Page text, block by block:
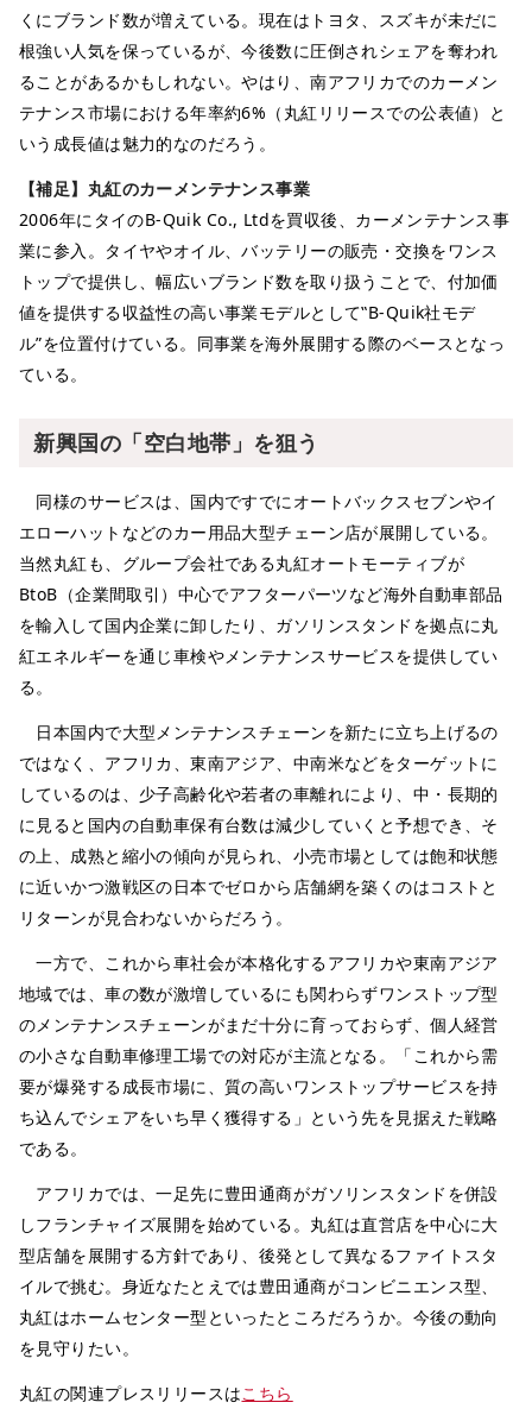
くにブランド数が増えている。現在はトヨタ、スズキが未だに
根強い人気を保っているが、今後数に圧倒されシェアを奪われ
ることがあるかもしれない。やはり、南アフリカでのカーメン
テナンス市場における年率約6%（丸紅リリースでの公表値）と
いう成長値は魅力的なのだろう。
【補足】丸紅のカーメンテナンス事業
2006年にタイのB-Quik Co., Ltdを買収後、カーメンテナンス事
業に参入。タイヤやオイル、バッテリーの販売・交換をワンス
トップで提供し、幅広いブランド数を取り扱うことで、付加価
値を提供する収益性の高い事業モデルとして‟B-Quik社モデ
ル”を位置付けている。同事業を海外展開する際のベースとなっ
ている。
新興国の「空白地帯」を狙う
同様のサービスは、国内ですでにオートバックスセブンやイ
エローハットなどのカー用品大型チェーン店が展開している。
当然丸紅も、グループ会社である丸紅オートモーティブが
BtoB（企業間取引）中心でアフターパーツなど海外自動車部品
を輸入して国内企業に卸したり、ガソリンスタンドを拠点に丸
紅エネルギーを通じ車検やメンテナンスサービスを提供してい
る。
日本国内で大型メンテナンスチェーンを新たに立ち上げるの
ではなく、アフリカ、東南アジア、中南米などをターゲットに
しているのは、少子高齢化や若者の車離れにより、中・長期的
に見ると国内の自動車保有台数は減少していくと予想でき、そ
の上、成熟と縮小の傾向が見られ、小売市場としては飽和状態
に近いかつ激戦区の日本でゼロから店舗網を築くのはコストと
リターンが見合わないからだろう。
一方で、これから車社会が本格化するアフリカや東南アジア
地域では、車の数が激増しているにも関わらずワンストップ型
のメンテナンスチェーンがまだ十分に育っておらず、個人経営
の小さな自動車修理工場での対応が主流となる。「これから需
要が爆発する成長市場に、質の高いワンストップサービスを持
ち込んでシェアをいち早く獲得する」という先を見据えた戦略
である。
アフリカでは、一足先に豊田通商がガソリンスタンドを併設
しフランチャイズ展開を始めている。丸紅は直営店を中心に大
型店舗を展開する方針であり、後発として異なるファイトスタ
イルで挑む。身近なたとえでは豊田通商がコンビニエンス型、
丸紅はホームセンター型といったところだろうか。今後の動向
を見守りたい。
丸紅の関連プレスリリースはこちら